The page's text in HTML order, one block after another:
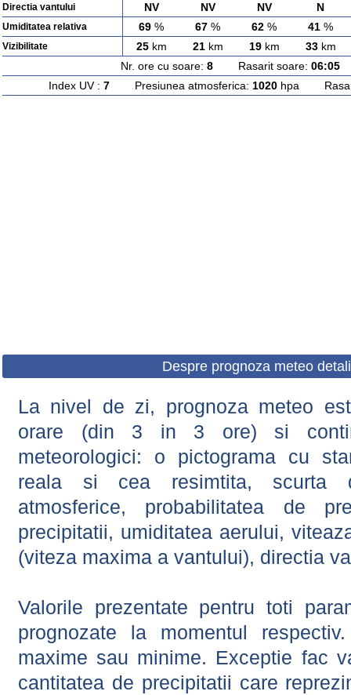
Directia vantului NV NV NV N
Umiditatea relativa 69 % 67 % 62 % 41 %
Vizibilitate 25km 21km 19km 33km
Nr. ore cu soare: 8Rasarit soare: 06:05
Index UV : 7Presiunea atmosferica: 1020hpa
Despre prognoza meteo
La nivel de zi, prognoza meteo
orare (din 3 in 3 ore) si
meteorologici: o pictograma cu
reala si cea resimtita, scurta
atmosferice, probabilitatea de
precipitatii, umiditatea aerului,
(viteza maxima a vantului), directia
Valorile prezentate pentru toti
prognozate la momentul
maxime sau minime. Exceptie fac
cantitatea de precipitatii care